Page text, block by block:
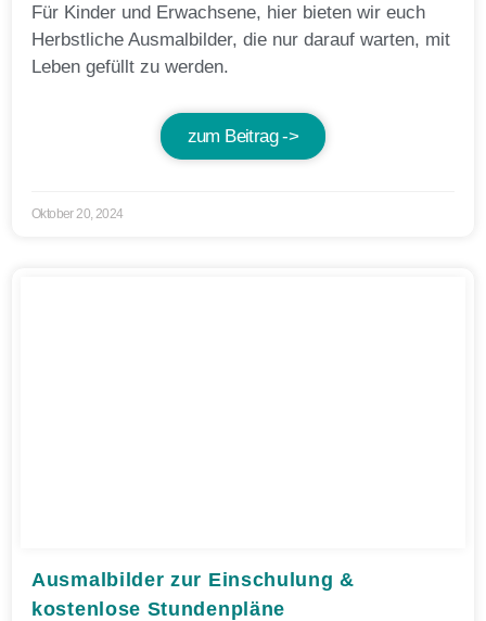
Für Kinder und Erwachsene, hier bieten wir euch
Herbstliche Ausmalbilder, die nur darauf warten, mit
Leben gefüllt zu werden.
zum Beitrag ->
Oktober 20, 2024
Ausmalbilder zur Einschulung &
kostenlose Stundenpläne